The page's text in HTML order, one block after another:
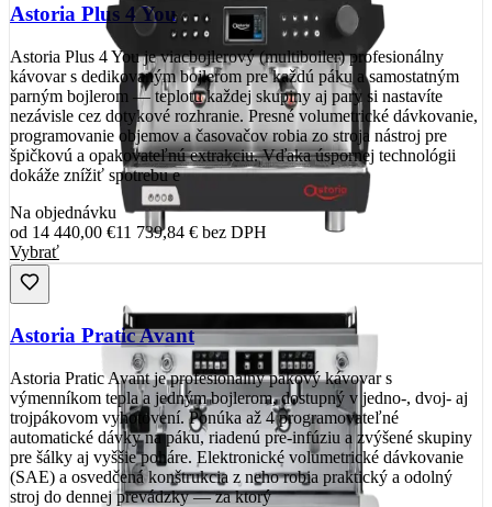
Astoria Plus 4 You
Astoria Plus 4 You je viacbojlerový (multiboiler) profesionálny
kávovar s dedikovaným bojlerom pre každú páku a samostatným
parným bojlerom — teplotu každej skupiny aj pary si nastavíte
nezávisle cez dotykové rozhranie. Presné volumetrické dávkovanie,
programovanie objemov a časovačov robia zo stroja nástroj pre
špičkovú a opakovateľnú extrakciu. Vďaka úspornej technológii
dokáže znížiť spotrebu e
Na objednávku
od 14 440,00 €11 739,84 € bez DPH
Vybrať
Astoria Pratic Avant
Astoria Pratic Avant je profesionálny pákový kávovar s
výmenníkom tepla a jedným bojlerom, dostupný v jedno-, dvoj- aj
trojpákovom vyhotovení. Ponúka až 4 programovateľné
automatické dávky na páku, riadenú pre-infúziu a zvýšené skupiny
pre šálky aj vyššie poháre. Elektronické volumetrické dávkovanie
(SAE) a osvedčená konštrukcia z neho robia praktický a odolný
stroj do dennej prevádzky — za ktorý